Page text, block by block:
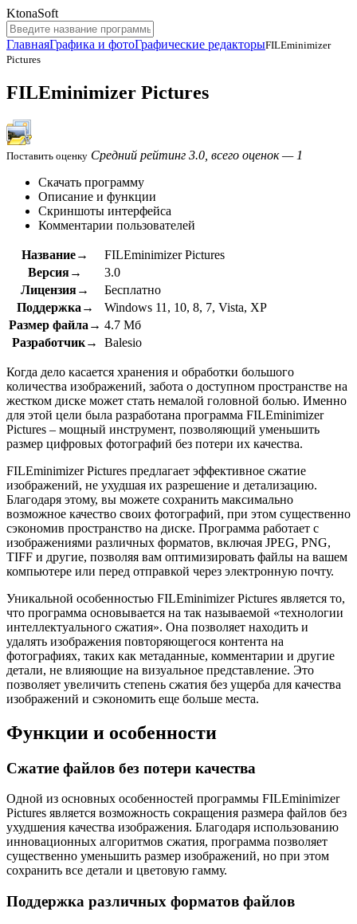
KtonaSoft
ГлавнаяГрафика и фотоГрафические редакторыFILEminimizer
Pictures
FILEminimizer Pictures
Поставить оценку Средний рейтинг 3.0, всего оценок — 1
Скачать программу
Описание и функции
Скриншоты интерфейса
Комментарии пользователей
Название→
FILEminimizer Pictures
Версия→
3.0
Лицензия→
Бесплатно
Поддержка→
Windows 11, 10, 8, 7, Vista, XP
Размер файла→ 4.7 Мб
Разработчик→
Balesio
Когда дело касается хранения и обработки большого
количества изображений, забота о доступном пространстве на
жестком диске может стать немалой головной болью. Именно
для этой цели была разработана программа FILEminimizer
Pictures – мощный инструмент, позволяющий уменьшить
размер цифровых фотографий без потери их качества.
FILEminimizer Pictures предлагает эффективное сжатие
изображений, не ухудшая их разрешение и детализацию.
Благодаря этому, вы можете сохранить максимально
возможное качество своих фотографий, при этом существенно
сэкономив пространство на диске. Программа работает с
изображениями различных форматов, включая JPEG, PNG,
TIFF и другие, позволяя вам оптимизировать файлы на вашем
компьютере или перед отправкой через электронную почту.
Уникальной особенностью FILEminimizer Pictures является то,
что программа основывается на так называемой «технологии
интеллектуального сжатия». Она позволяет находить и
удалять изображения повторяющегося контента на
фотографиях, таких как метаданные, комментарии и другие
детали, не влияющие на визуальное представление. Это
позволяет увеличить степень сжатия без ущерба для качества
изображений и сэкономить еще больше места.
Функции и особенности
Сжатие файлов без потери качества
Одной из основных особенностей программы FILEminimizer
Pictures является возможность сокращения размера файлов без
ухудшения качества изображения. Благодаря использованию
инновационных алгоритмов сжатия, программа позволяет
существенно уменьшить размер изображений, но при этом
сохранить все детали и цветовую гамму.
Поддержка различных форматов файлов